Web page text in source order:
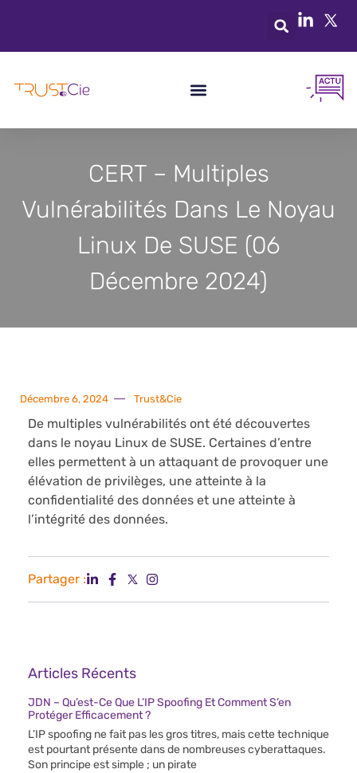
CERT – Multiples
Vulnérabilités Dans Le Noyau
Linux De SUSE (06
Décembre 2024)
Décembre 6, 2024 Trust&Cie
De multiples vulnérabilités ont été découvertes
dans le noyau Linux de SUSE. Certaines d’entre
elles permettent à un attaquant de provoquer une
élévation de privilèges, une atteinte à la
confidentialité des données et une atteinte à
l’intégrité des données.
Partager :
Articles Récents
JDN – Qu’est-Ce Que L’IP Spoofing Et Comment S’en
Protéger Efficacement ?
L’IP spoofing ne fait pas les gros titres, mais cette technique
est pourtant présente dans de nombreuses cyberattaques.
Son principe est simple ; un pirate